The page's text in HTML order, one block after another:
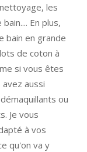
les
En plus,
bain en grande
de coton à
si vous êtes
aussi
ou
Je vous
à vos
qu'on va y